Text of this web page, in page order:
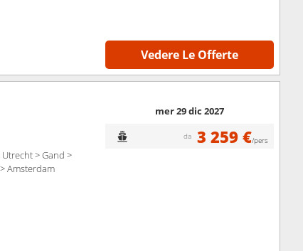
Vedere Le Offerte
> Gand >
Amsterdam
mer 29 dic 2027
da 3 259 €/pers